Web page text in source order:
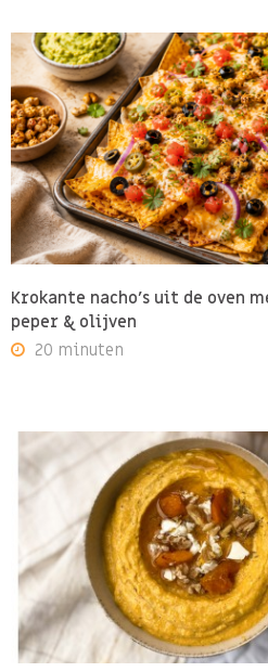
Krokante nacho's uit de oven
peper & olijven
20 minuten